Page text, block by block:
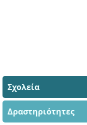
Σχολεία
Δραστηριότητες